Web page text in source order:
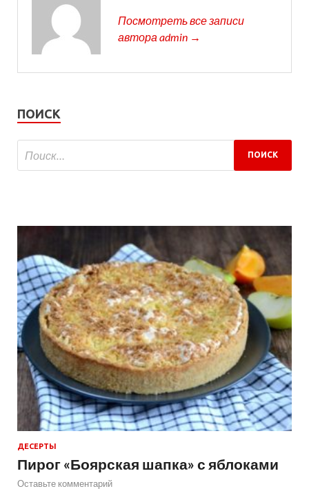
Посмотреть все записи
автора admin →
ПОИСК
ДЕСЕРТЫ
Пирог «Боярская шапка» с яблоками
Оставьте комментарий